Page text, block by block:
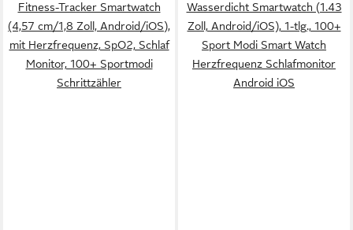
Fitness-Tracker Smartwatch
(4,57 cm/1,8 Zoll, Android/iOS),
mit Herzfrequenz, SpO2, Schlaf
Monitor, 100+ Sportmodi
Schrittzähler
Wasserdicht Smartwatch (1.43
Zoll, Android/iOS), 1-tlg., 100+
Sport Modi Smart Watch
Herzfrequenz Schlafmonitor
Android iOS